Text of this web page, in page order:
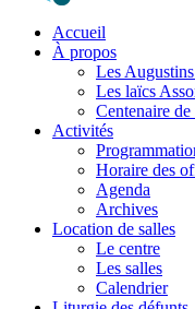
Accueil
À propos
Les
Les laïcs
Centenaire
Activités
Horaire des
Agenda
Archives
Location de salles
Le centre
Les salles
Calendrier